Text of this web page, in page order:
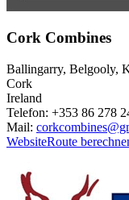
Cork Combines
Ballingarry, Belgooly,
Cork
Ireland
Telefon: +353 86 278
Mail:
WebsiteRoute